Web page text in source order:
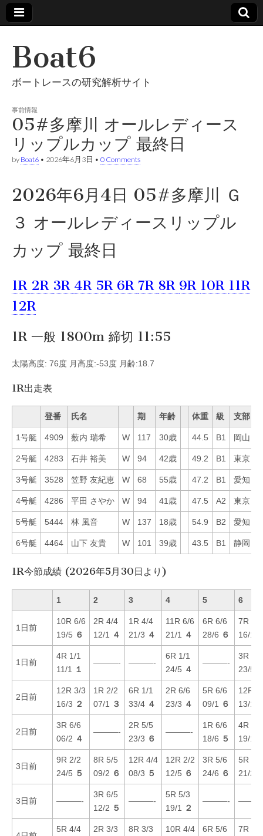
Boat6
ボートレースの研究解析サイト
事前情報
05#多摩川 オールレディース
リップルカップ 最終日
by Boat6 • 2026年6月3日 • 0 Comments
2026年6月4日 05#多摩川 Ｇ
３ オールレディースリップル
カップ 最終日
1R 2R 3R 4R 5R 6R 7R 8R 9R 10R 11R
12R
1R 一般 1800m 締切 11:55
太陽高度: 76度 月高度:-53度 月齢:18.7
1R出走表
登番 氏名 期 年齢 体重 級 支部
1号艇 4909 薮内 瑞希 W 117 30歳 44.5 B1 岡山
2号艇 4283 石井 裕美 W 94 42歳 49.2 B1 東京
3号艇 3528 笠野 友紀恵 W 68 55歳 47.2 B1 愛知
4号艇 4286 平田 さやか W 94 41歳 47.5 A2 東京
5号艇 5444 林 風音 W 137 18歳 54.9 B2 愛知
6号艇 4464 山下 友貴 W 101 39歳 43.5 B1 静岡
1R今節成績 (2026年5月30日より)
1 2 3 4 5 6
1日前
10R 6/6
19/5 ６
2R 4/4
12/1
４
1R 4/4
21/3 ４
11R 6/6
21/1
４
6R 6/6
28/6 ６
7R 1/1
16/1
1日前
4R 1/1
11/1
１
———- ———-
6R 1/1
24/5 ４
———-
3R 4/4
23/5
2日前
12R 3/3
16/3 ２
1R 2/2
07/1
３
6R 1/1
33/4 ４
2R 6/6
23/3 ４
5R 6/6
09/1
６
12R
13/1
2日前
3R 6/6
06/2 ４
———-
2R 5/5
23/3 ６
———-
1R 6/6
18/6 ５
4R 3/3
19/1
3日前
9R 2/2
24/5 ５
8R 5/5
09/2 ６
12R 4/4
08/3 ５
12R 2/2
12/5 ６
3R 5/6
24/6 ６
5R 4/2
21/2
3日前 ———-
3R 6/5
12/2 ５
———-
5R 5/3
19/1
２
———-
5R 4/4
2R 3/3
8R 3/3
10R 4/4
6R 5/6
7R 6/6